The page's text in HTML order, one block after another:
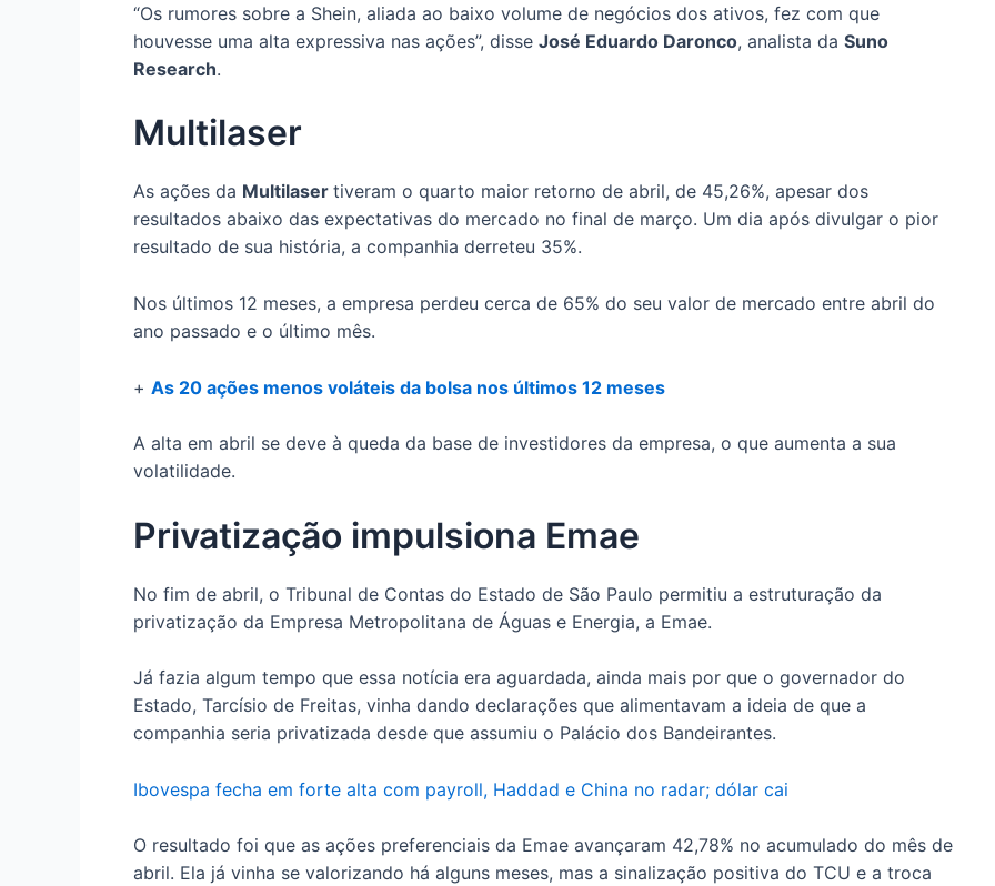
“Os rumores sobre a Shein, aliada ao baixo volume de negócios dos ativos, fez com que
houvesse uma alta expressiva nas ações”, disse José Eduardo Daronco, analista da Suno
Research.
Multilaser
As ações da Multilaser tiveram o quarto maior retorno de abril, de 45,26%, apesar dos
resultados abaixo das expectativas do mercado no final de março. Um dia após divulgar o pior
resultado de sua história, a companhia derreteu 35%.
Nos últimos 12 meses, a empresa perdeu cerca de 65% do seu valor de mercado entre abril do
ano passado e o último mês.
+ As 20 ações menos voláteis da bolsa nos últimos 12 meses
A alta em abril se deve à queda da base de investidores da empresa, o que aumenta a sua
volatilidade.
Privatização impulsiona Emae
No fim de abril, o Tribunal de Contas do Estado de São Paulo permitiu a estruturação da
privatização da Empresa Metropolitana de Águas e Energia, a Emae.
Já fazia algum tempo que essa notícia era aguardada, ainda mais por que o governador do
Estado, Tarcísio de Freitas, vinha dando declarações que alimentavam a ideia de que a
companhia seria privatizada desde que assumiu o Palácio dos Bandeirantes.
Ibovespa fecha em forte alta com payroll, Haddad e China no radar; dólar cai
O resultado foi que as ações preferenciais da Emae avançaram 42,78% no acumulado do mês de
abril. Ela já vinha se valorizando há alguns meses, mas a sinalização positiva do TCU e a troca